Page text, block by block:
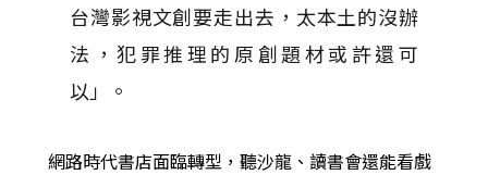
台灣影視文創要走出去，太本土的沒辦
法，犯罪推理的原創題材或許還可
以」。
網路時代書店面臨轉型，聽沙龍、讀書會還能看戲